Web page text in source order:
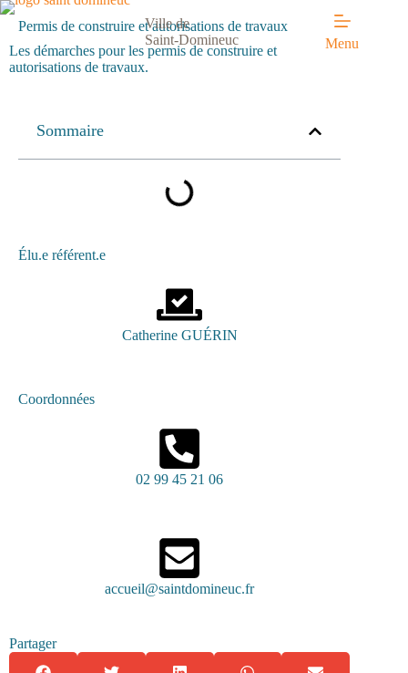
Ville de
Saint-Domineuc
Menu
Permis de construire et autorisations de travaux
Les démarches pour les permis de construire et
autorisations de travaux.
Sommaire
Élu.e référent.e
Catherine GUÉRIN
Coordonnées
02 99 45 21 06
accueil@saintdomineuc.fr
Partager